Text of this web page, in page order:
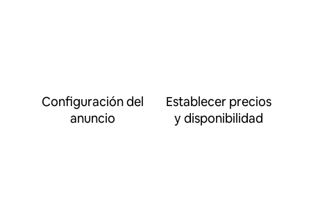
Configuración del
anuncio
Establecer precios
y disponibilidad